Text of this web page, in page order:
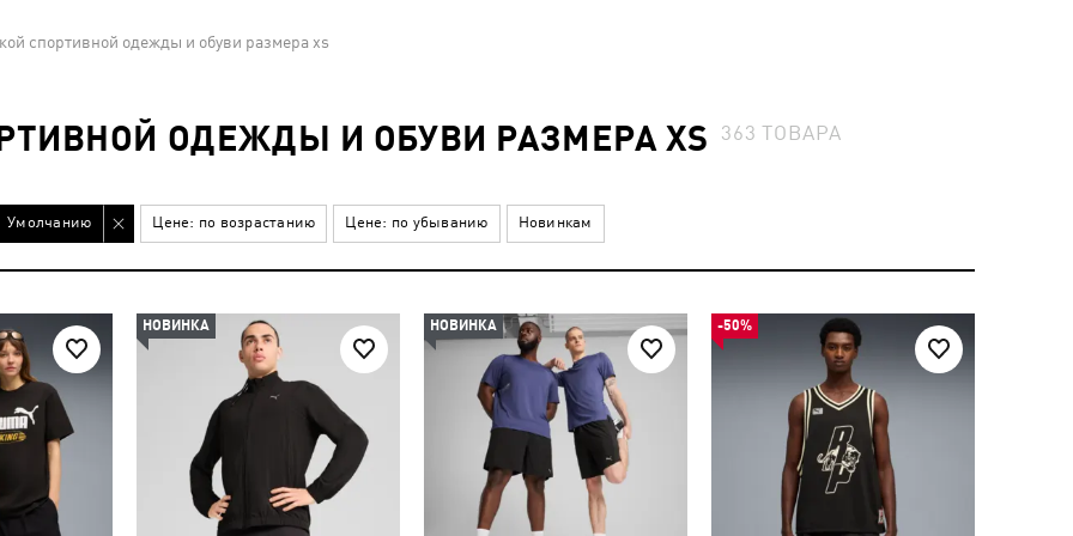
спортивной одежды и обуви размера xs
ОДЕЖДЫ И ОБУВИ РАЗМЕРА XS 363ТОВАРА
Умолчанию Цене: по возрастанию Цене: по убыванию Новинкам
НОВИНКА НОВИНКА -50%